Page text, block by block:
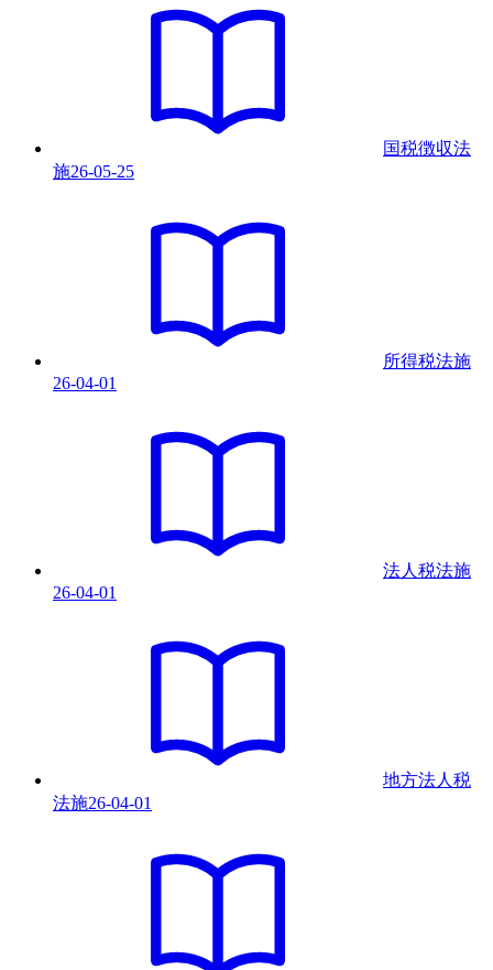
国税徴収法
施26-05-25
所得税法施
26-04-01
法人税法施
26-04-01
地方法人税
法施26-04-01